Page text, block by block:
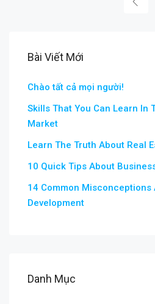
Bài Viết Mới
Chào tất cả mọi người!
Skills That You Can Learn In
Market
Learn The Truth About Real
10 Quick Tips About
14 Common Misconceptions
Development
Danh Mục